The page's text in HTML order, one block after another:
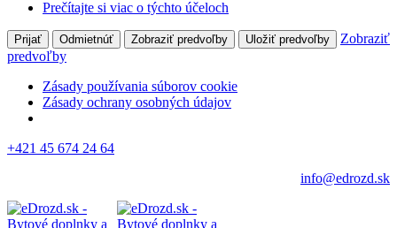
Prečítajte si viac o týchto účeloch
Prijať Odmietnúť Zobraziť predvoľby Uložiť predvoľby
Zobraziť
predvoľby
Zásady používania súborov cookie
Zásady ochrany osobných údajov
+421 45 674 24 64
info@edrozd.sk